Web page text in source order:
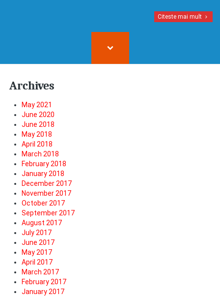
Citeste mai mult
Archives
May 2021
June 2020
June 2018
May 2018
April 2018
March 2018
February 2018
January 2018
December 2017
November 2017
October 2017
September 2017
August 2017
July 2017
June 2017
May 2017
April 2017
March 2017
February 2017
January 2017